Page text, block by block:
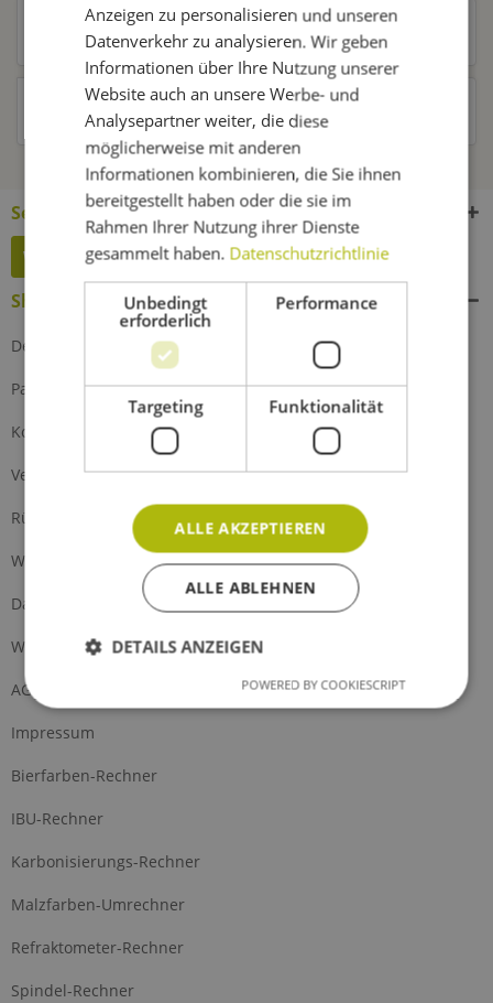
Kunden kauften auch
Kunden haben sich ebenfalls angesehen
Service Hotline
Widerruf erklären
Shop Service
Defektes Produkt
Partnerprogramm
Kontakt
Versand und Zahlung
Rückgabe
Widerrufsrecht
Datenschutz
Widerrufsformular
AGB
Impressum
Bierfarben-Rechner
IBU-Rechner
Karbonisierungs-Rechner
Malzfarben-Umrechner
Refraktometer-Rechner
Spindel-Rechner
Anzeigen zu personalisieren und unseren
Datenverkehr zu analysieren. Wir geben
Informationen über Ihre Nutzung unserer
Website auch an unsere Werbe- und
Analysepartner weiter, die diese
möglicherweise mit anderen
Informationen kombinieren, die Sie ihnen
bereitgestellt haben oder die sie im
Rahmen Ihrer Nutzung ihrer Dienste
gesammelt haben. Datenschutzrichtlinie
Unbedingt
erforderlich
Performance
Targeting Funktionalität
ALLE AKZEPTIEREN
ALLE ABLEHNEN
DETAILS ANZEIGEN
POWERED BY COOKIESCRIPT